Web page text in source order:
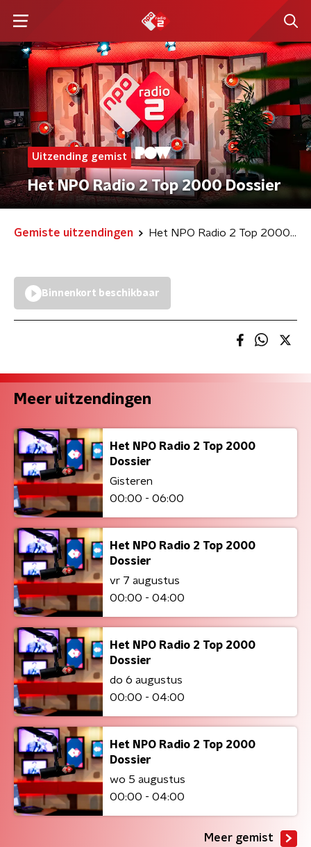
Uitzending gemist
Het NPO Radio 2 Top 2000 Dossier
Gemiste uitzendingen Het NPO Radio 2 Top 2000 Dossier
Binnenkort beschikbaar
Meer uitzendingen
Het NPO Radio 2 Top 2000
Dossier
Gisteren
00:00 - 06:00
Het NPO Radio 2 Top 2000
Dossier
vr 7 augustus
00:00 - 04:00
Het NPO Radio 2 Top 2000
Dossier
do 6 augustus
00:00 - 04:00
Het NPO Radio 2 Top 2000
Dossier
wo 5 augustus
00:00 - 04:00
Meer gemist